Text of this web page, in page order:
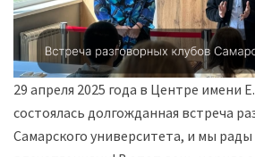
29 апреля 2025 года в Центре имени
состоялась долгожданная встреча
Самарского университета, и мы рады